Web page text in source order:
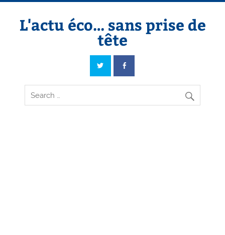
Skip
contentL'actu éco… sans prise de
tête
L'actu éco… sans prise de tête